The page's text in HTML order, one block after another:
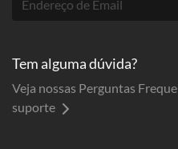
Tem alguma dúvida?
Veja nossas Perguntas
suporte